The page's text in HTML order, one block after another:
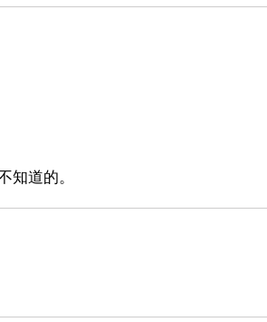
道的。